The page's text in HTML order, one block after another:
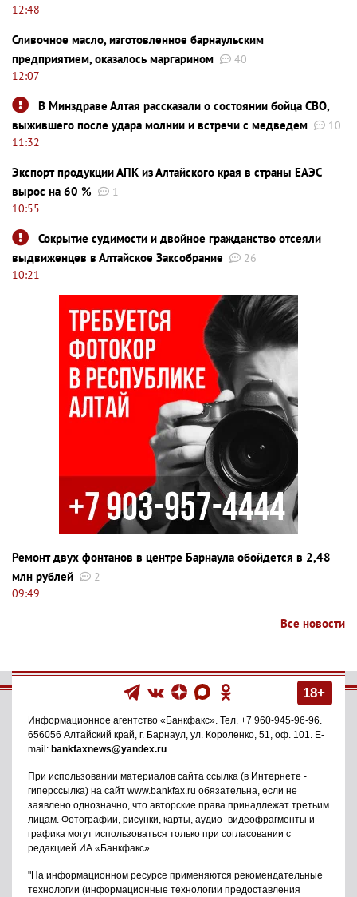
12:48
Сливочное масло, изготовленное барнаульским
предприятием, оказалось маргарином
40
12:07
В Минздраве Алтая рассказали о состоянии бойца СВО,
выжившего после удара молнии и встречи с медведем
10
11:32
Экспорт продукции АПК из Алтайского края в страны ЕАЭС
вырос на 60 %
1
10:55
Сокрытие судимости и двойное гражданство отсеяли
выдвиженцев в Алтайское Заксобрание
26
10:21
Ремонт двух фонтанов в центре Барнаула обойдется в 2,48
млн рублей
2
09:49
Все новости
18+
Информационное агентство «Банкфакс» . Тел. +7 960-945-96-96
656056 Алтайский край, г. Барнаул ул. Короленко, 51, оф. 101
. E-
mail: bankfaxnews@yandex.ru
При использовании материалов сайта ссылка (в Интернете -
гиперссылка) на сайт www.bankfax.ru обязательна, если не
заявлено однозначно, что авторские права принадлежат третьим
лицам. Фотографии, рисунки, карты, аудио- видеофрагменты и
графика могут использоваться только при согласовании с
редакцией ИА «Банкфакс».
"На информационном ресурсе применяются рекомендательные
технологии (информационные технологии предоставления